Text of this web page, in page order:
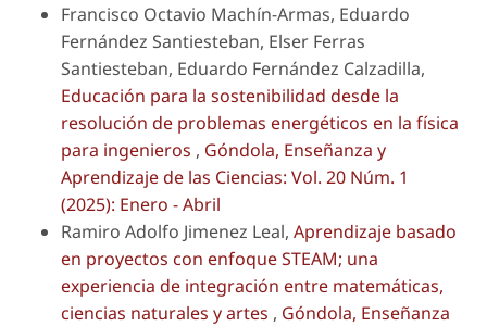
Francisco Octavio Machín-Armas, Eduardo
Fernández Santiesteban, Elser Ferras
Santiesteban, Eduardo Fernández Calzadilla,
Educación para la sostenibilidad desde la
resolución de problemas energéticos en la física
para ingenieros , Góndola, Enseñanza y
Aprendizaje de las Ciencias: Vol. 20 Núm. 1
(2025): Enero - Abril
Ramiro Adolfo Jimenez Leal, Aprendizaje basado
en proyectos con enfoque STEAM; una
experiencia de integración entre matemáticas,
ciencias naturales y artes , Góndola, Enseñanza